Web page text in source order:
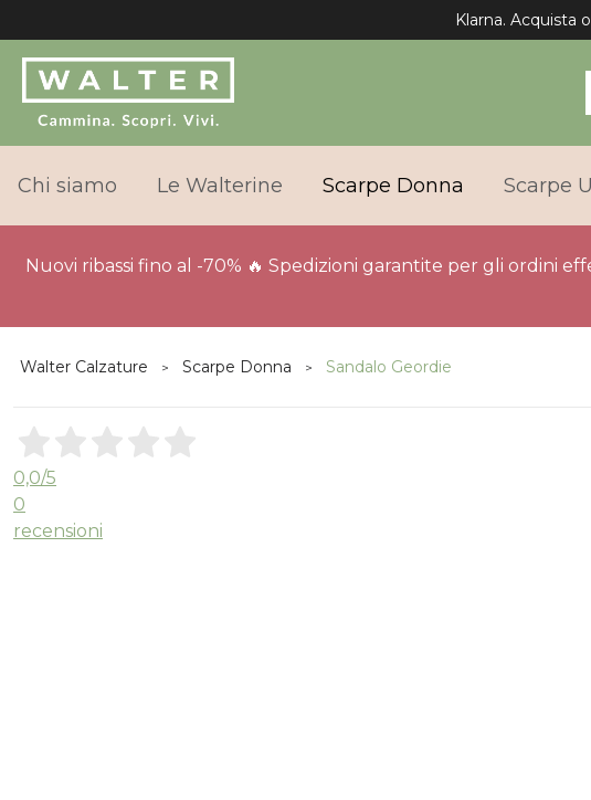
Klarna. Acquista
Chi siamo Le Walterine Scarpe Donna Scarpe
Nuovi ribassi fino al -70% 🔥 Spedizioni garantite per gli ordini
Walter Calzature Scarpe Donna Sandalo Geordie
0,0/5
0
recensioni